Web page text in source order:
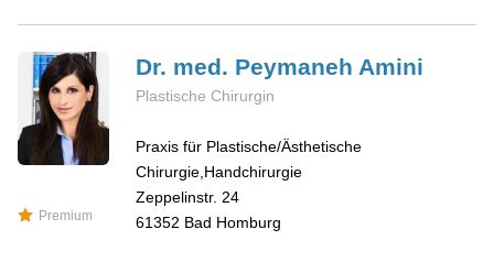
Premium
Dr. med. Peymaneh Amini
Plastische Chirurgin
Praxis für Plastische/Ästhetische
Chirurgie,Handchirurgie
Zeppelinstr. 24
61352 Bad Homburg